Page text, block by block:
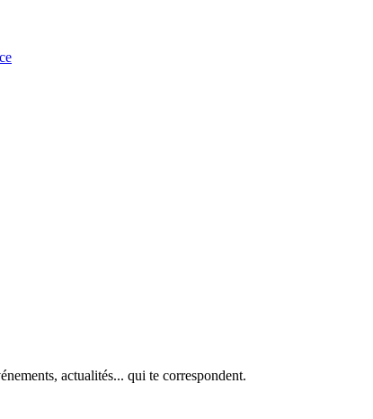
actualités... qui te correspondent.